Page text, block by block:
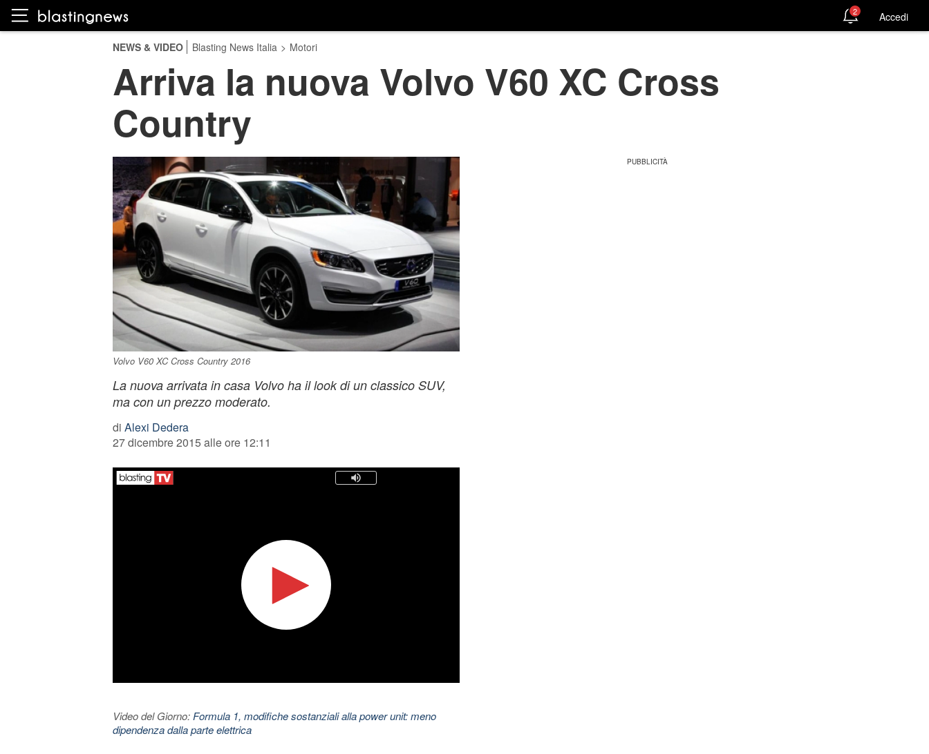
2 Accedi
NEWS & VIDEO Blasting News Italia > Motori
Arriva la nuova Volvo V60 XC Cross
Country
Volvo V60 XC Cross Country 2016
La nuova arrivata in casa Volvo ha il look di un classico SUV,
ma con un prezzo moderato.
di Alexi Dedera
27 dicembre 2015 alle ore 12:11
Video del Giorno: Formula 1, modifiche sostanziali alla power unit: meno
dipendenza dalla parte elettrica